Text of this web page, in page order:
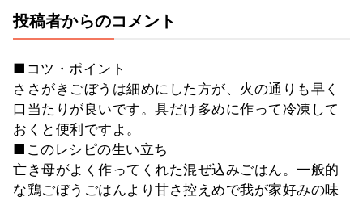
投稿者からのコメント
■コツ・ポイント
ささがきごぼうは細めにした方が、火の通りも早く
口当たりが良いです。具だけ多めに作って冷凍して
おくと便利ですよ。
■このレシピの生い立ち
亡き母がよく作ってくれた混ぜ込みごはん。一般的
な鶏ごぼうごはんより甘さ控えめで我が家好みの味